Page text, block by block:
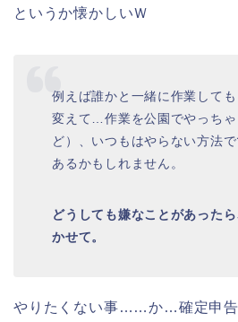
というか懐かしいＷ
例えば誰かと一緒に作業して
変えて…作業を公園でやっち
ど）、いつもはやらない方法
あるかもしれません。
どうしても嫌なことがあった
かせて。
やりたくない事……か…確定申